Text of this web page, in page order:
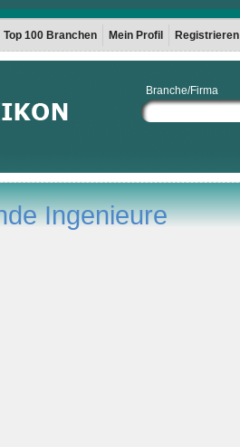
Top 100 Branchen Mein Profil Registrieren
Branche/Firma
Ingenieure